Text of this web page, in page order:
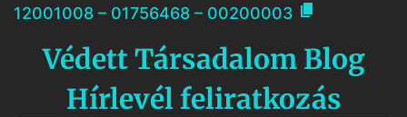
12001008 – 01756468 – 00200003 
Védett Társadalom Blog
Hírlevél feliratkozás